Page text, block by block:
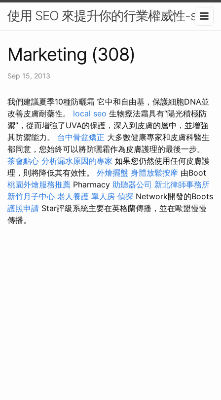
使用 SEO 來提升你的行業權威性-seo
Marketing (308)
Sep 15, 2013
我們建議夏季10種防曬霜 它中和自由基，保護細胞DNA並
改善皮膚耐藥性。 local seo 生物療法霜具有“陽光積極防
禦”，從而增強了UVA的保護，深入到皮膚的層中，並增強
其防禦能力。 台中骨盆矯正 大多數健康專家和皮膚科醫生
都同意，您始終可以將防曬霜作為皮膚護理的最後一步。
茶會點心 分析漏水原因的專家 如果您仍然使用任何皮膚護
理，則將降低其有效性。 外燴擺盤 身體放鬆按摩 由Boot
桃園外燴服務推薦 Pharmacy 助聽器公司 新北律師事務所
新竹月子中心 老人養護 單人房 偵探 Network開發的Boots
護照申請 Star評級系統主要在英格蘭傳播，並在歐盟慢慢
傳播。